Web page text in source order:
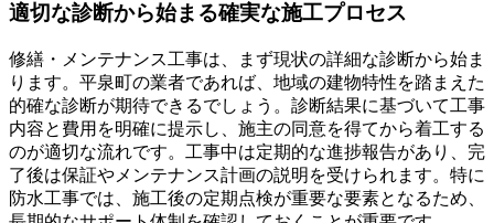
適切な診断から始まる確実な施工プロセス
修繕・メンテナンス工事は、まず現状の詳細な診断から始ま
ります。平泉町の業者であれば、地域の建物特性を踏まえた
的確な診断が期待できるでしょう。診断結果に基づいて工事
内容と費用を明確に提示し、施主の同意を得てから着工する
のが適切な流れです。工事中は定期的な進捗報告があり、完
了後は保証やメンテナンス計画の説明を受けられます。特に
防水工事では、施工後の定期点検が重要な要素となるため、